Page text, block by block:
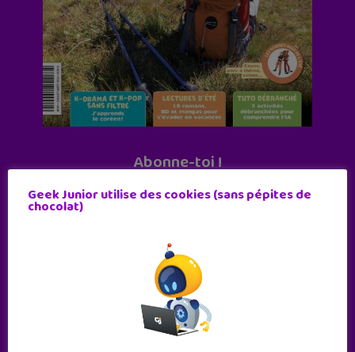
Abonne-toi !
11 numéros par an
Geek Junior utilise des cookies (sans pépites de
chocolat)